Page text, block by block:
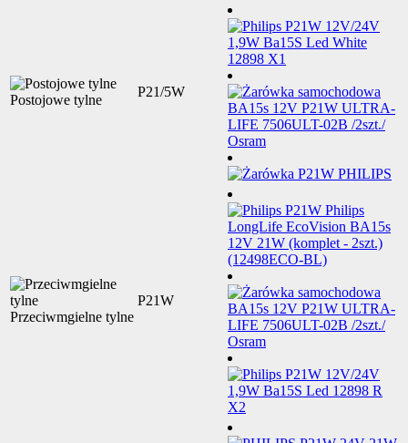
Postojowe tylne
P21/5W
Przeciwmgielne tylne
P21W